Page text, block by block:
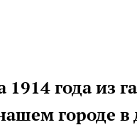
1914 года из
городе